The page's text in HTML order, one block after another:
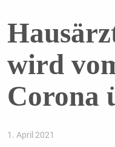
wird
Corona
1. April 2021